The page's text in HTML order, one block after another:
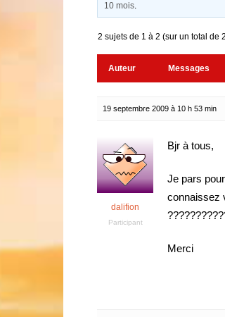
10 mois.
2 sujets de 1 à 2 (sur un total de
Auteur Messages
19 septembre 2009 à 10 h 53 min
dalifion
Participant
Bjr à tous,
Je pars
connaissez
Merci